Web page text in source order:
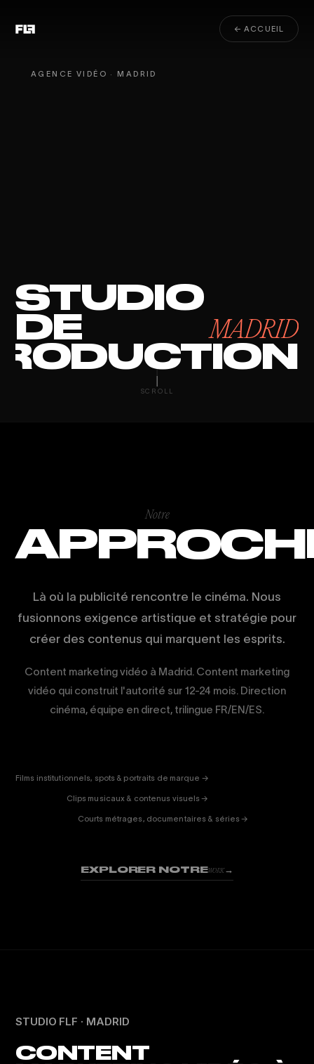
← ACCUEIL
CONTENT
AGENCE VIDÉO · MADRID
STUDIO
DE MADRID
SCROLL
Notre
Là où la publicité rencontre le cinéma. Nous
fusionnons exigence artistique et stratégie pour
créer des contenus qui marquent les esprits.
Content marketing vidéo à Madrid. Content marketing
vidéo qui construit l'autorité sur 12-24 mois. Direction
cinéma, équipe en direct, trilingue FR/EN/ES.
Films institutionnels, spots & portraits de marque →
Clips musicaux & contenus visuels →
FICTION
& DOC
Courts métrages, documentaires & séries →
EXPLORER NOTREWORK→
STUDIO FLF · MADRID
CONTENT